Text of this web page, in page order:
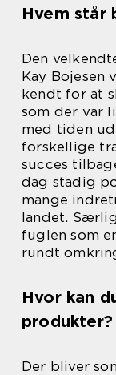
Hvem står
Den
Kay Bojesen
kendt for at
som der var
med tiden
forskellige
succes
dag stadig
mange
landet.
fuglen som
rundt
Hvor kan
produkter?
Der bliver